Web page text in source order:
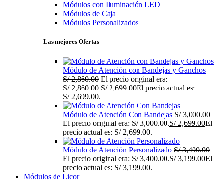
Módulos con Iluminación LED
Módulos de Caja
Módulos Personalizados
Las mejores Ofertas
Módulo de Atención con Bandejas y Ganchos
S/2,860.00 El precio original era:
S/ 2,860.00.S/2,699.00El precio actual es:
S/ 2,699.00.
Módulo de Atención Con Bandejas S/3,000.00
El precio original era: S/ 3,000.00.S/2,699.00El
precio actual es: S/ 2,699.00.
Módulo de Atención Personalizado S/3,400.00
El precio original era: S/ 3,400.00.S/3,199.00El
precio actual es: S/ 3,199.00.
Módulos de Licor